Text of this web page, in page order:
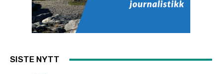
SISTE NYTT